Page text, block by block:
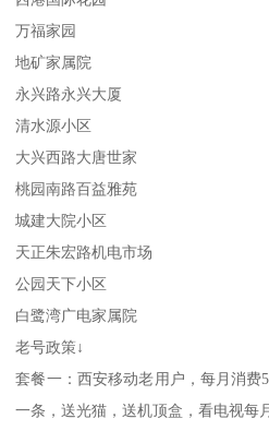
万福家园
地矿家属院
永兴路永兴大厦
清水源小区
大兴西路大唐世家
桃园南路百益雅苑
城建大院小区
天正朱宏路机电市场
公园天下小区
白鹭湾广电家属院
老号政策↓
套餐一：西安移动老用户，每月消费
一条，送光猫，送机顶盒，看电视每